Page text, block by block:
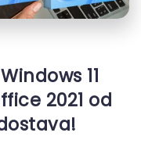
11
2021 od